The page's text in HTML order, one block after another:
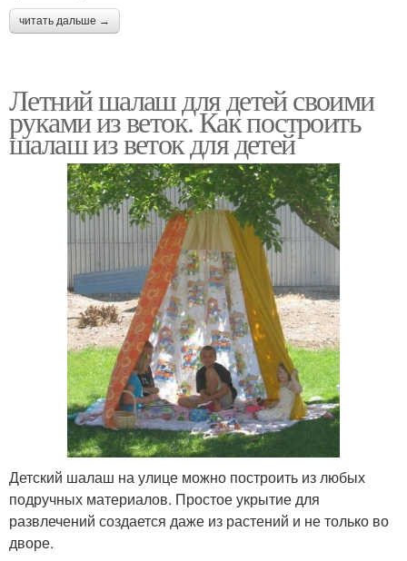
читать дальше →
Летний шалаш для детей своими
руками из веток. Как построить
шалаш из веток для детей
Детский шалаш на улице можно построить из любых
подручных материалов. Простое укрытие для
развлечений создается даже из растений и не только во
дворе.